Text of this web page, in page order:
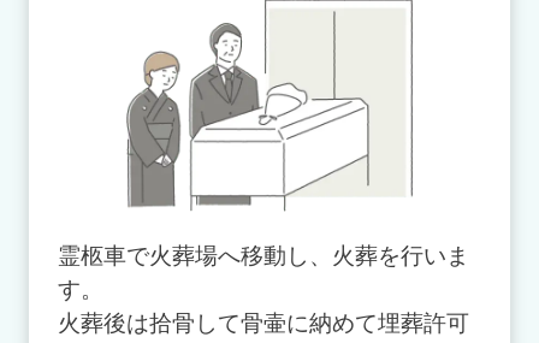
霊柩車で火葬場へ移動し、火葬を行いま
す。
火葬後は拾骨して骨壷に納めて埋葬許可